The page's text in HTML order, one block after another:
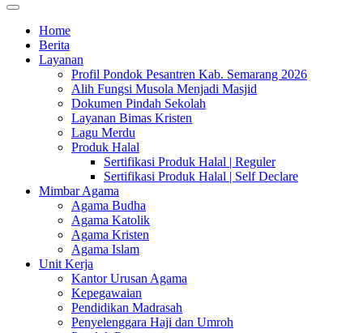
Home
Berita
Layanan
Profil Pondok Pesantren Kab. Semarang 2026
Alih Fungsi Musola Menjadi Masjid
Dokumen Pindah Sekolah
Layanan Bimas Kristen
Lagu Merdu
Produk Halal
Sertifikasi Produk Halal | Reguler
Sertifikasi Produk Halal | Self Declare
Mimbar Agama
Agama Budha
Agama Katolik
Agama Kristen
Agama Islam
Unit Kerja
Kantor Urusan Agama
Kepegawaian
Pendidikan Madrasah
Penyelenggara Haji dan Umroh